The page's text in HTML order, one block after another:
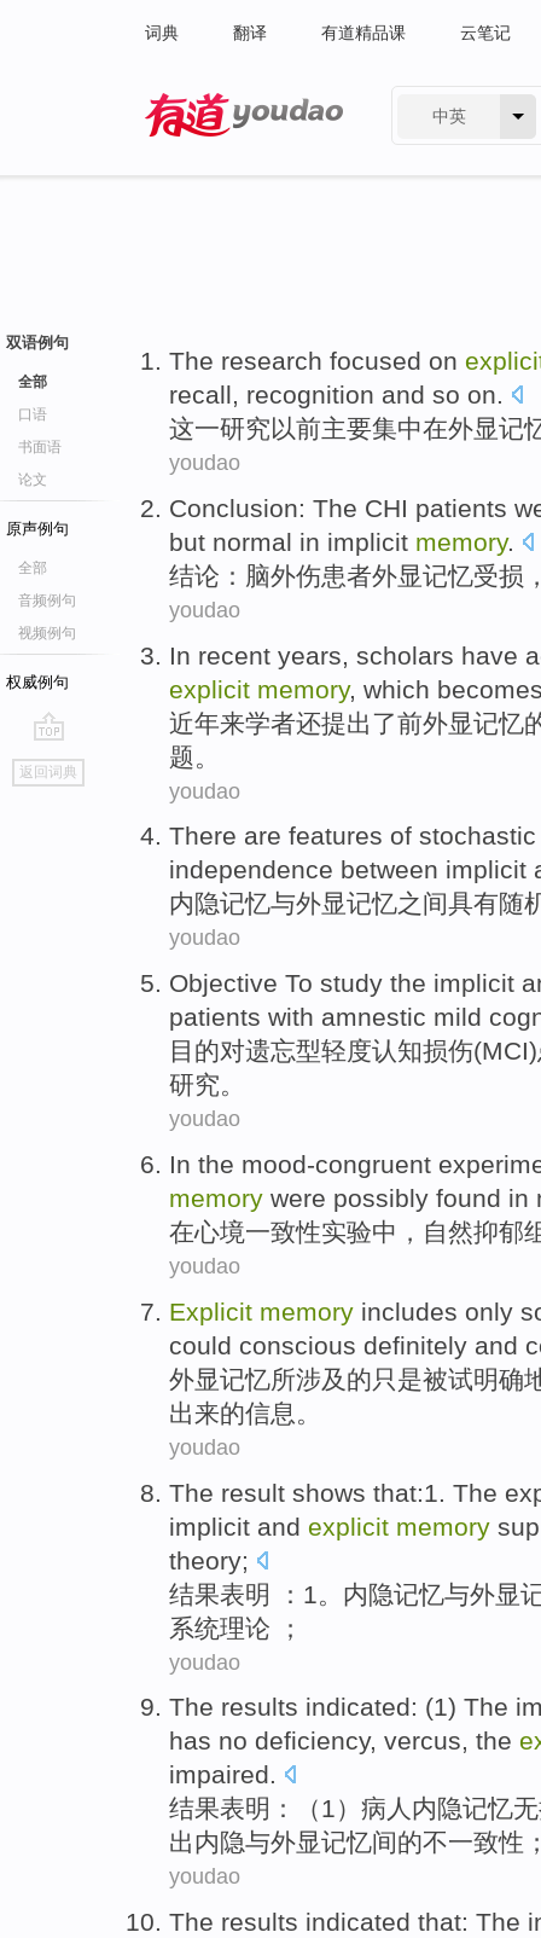
词典 翻译 有道精品课 云笔记
中英
双语例句
全部
口语
书面语
论文
原声例句
全部
音频例句
视频例句
权威例句
go
top
返回词典
The research focused on
recall, recognition and so on.
这一研究以前主要集中在外显记
youdao
Conclusion: The CHI patients
but normal in implicit memory.
结论 ： 脑外伤患者外显记忆受损
youdao
In recent years scholars have
explicit memory, which
近年来学者还提出了前外显记忆
题。
youdao
There are features of stochastic
independence between implicit
内隐记忆与外显记忆之间具有随
youdao
Objective To study the implicit
patients with amnestic mild
目的对遗忘型轻度认知损伤(MCI)
研究。
youdao
In the mood-congruent
memory were possibly found in
在心境一致性实验中， 自然抑郁
youdao
Explicit memory includes only
could conscious definitely and
外显记忆所涉及 的只是被试明确
出来的信息。
youdao
The result shows that:1 . The
implicit and explicit memory
theory;
结果表明 ： 1 。 内隐记忆与外显
系统理论 ；
youdao
The results indicated: (1) The
has no deficiency, vercus, the
impaired.
结果表明 ：（1）病人内隐记忆无
出内隐与外显记忆间的不一致性
youdao
The results indicated that: The